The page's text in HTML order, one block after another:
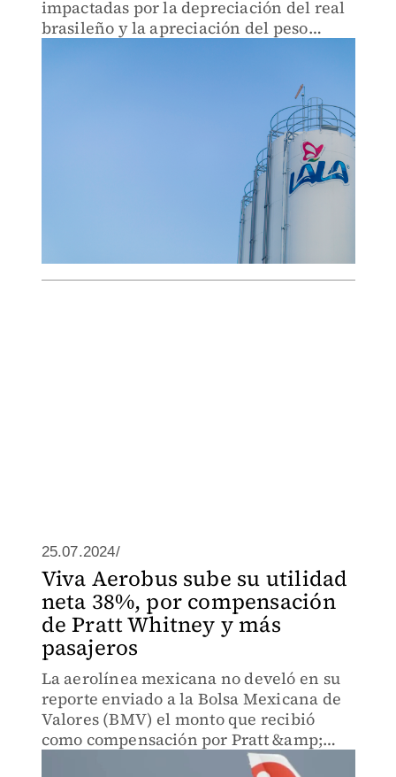
impactadas por la depreciación del real
brasileño y la apreciación del peso
25.07.2024/
Viva Aerobus sube su utilidad
neta 38%, por compensación
de Pratt Whitney y más
pasajeros
La aerolínea mexicana no develó en su
reporte enviado a la Bolsa Mexicana de
Valores (BMV) el monto que recibió
como compensación por Pratt &amp;